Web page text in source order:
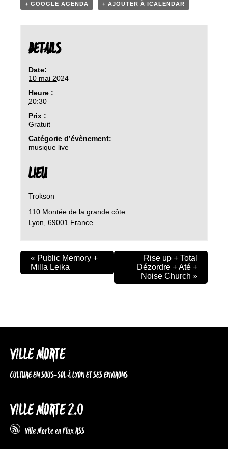
+ GOOGLE AGENDA + AJOUTER À ICALENDAR
DETAILS
Date:
10 mai 2024
Heure :
20:30
Prix :
Gratuit
Catégorie d’évènement:
musique live
LIEU
Trokson
110 Montée de la grande côte
Lyon 69001 France
« Public Memory +
Milla Leika
Rise up + Total
Dézordre + Até +
Noise Church »
VILLE MORTE
CULTURE EN SOUS-SOL À LYON ET SES ENVIRONS
VILLE MORTE 2.0
Ville Morte en Flux RSS